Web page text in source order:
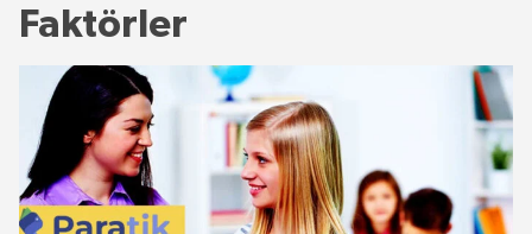
Faktörler